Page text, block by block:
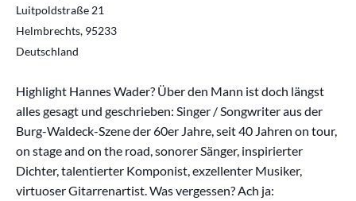
Luitpoldstraße 21
Helmbrechts, 95233
Deutschland
Highlight Hannes Wader? Über den Mann ist doch längst
alles gesagt und geschrieben: Singer / Songwriter aus der
Burg-Waldeck-Szene der 60er Jahre, seit 40 Jahren on tour,
on stage and on the road, sonorer Sänger, inspirierter
Dichter, talentierter Komponist, exzellenter Musiker,
virtuoser Gitarrenartist. Was vergessen? Ach ja: